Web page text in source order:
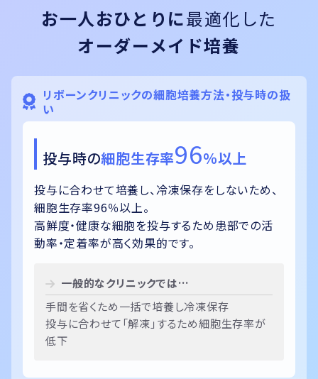
お一人おひとりに最適化した
オーダーメイド培養
リボーンクリニックの細胞培養方法・投与時の扱
い
投与時の細胞生存率96％以上
投与に合わせて培養し、冷凍保存をしないため、
細胞生存率96％以上。
高鮮度・健康な細胞を投与するため患部での活
動率・定着率が高く効果的です。
一般的なクリニックでは…
手間を省くため一括で培養し冷凍保存
投与に合わせて「解凍」するため細胞生存率が
低下